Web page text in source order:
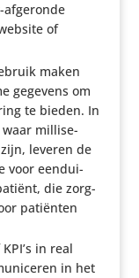
of
maken
gegevens om
te bieden. In
waar milli­se­
leveren de
voor eendui­
die zorg­
patiënten
in real
in het